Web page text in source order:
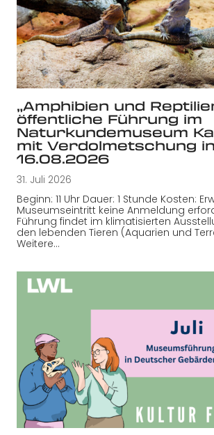
„Amphibien und
öffentliche Führung im
Naturkundemuseum
mit Verdolmetschung
16.08.2026
31. Juli 2026
Beginn: 11 Uhr Dauer: 1 Stunde Kosten:
Museumseintritt keine Anmeldung
Führung findet im klimatisierten
den lebenden Tieren (Aquarien und
Weitere…